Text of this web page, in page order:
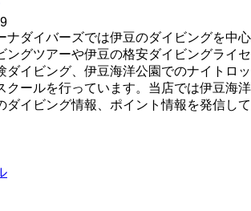
ナダイバーズでは伊豆のダイビングを中心
ングツアーや伊豆の格安ダイビングライセ
ダイビング、伊豆海洋公園でのナイトロッ
クールを行っています。当店では伊豆海洋
ダイビング情報、ポイント情報を発信して